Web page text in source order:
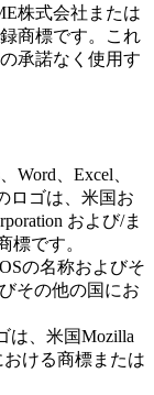
株式会社または
商標です。これ
承諾なく使用す
Word、Excel、
ロゴは、米国お
および/ま
標です。
の名称およびそ
その他の国にお
は、米国Mozilla
おける商標または